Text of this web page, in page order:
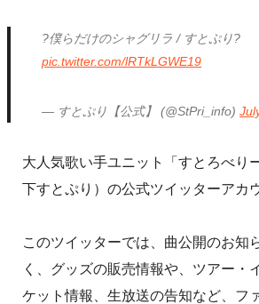
?僕らだけのシャグリラ / すとぷり?
pic.twitter.com/lRTkLGWE19
— すとぷり【公式】 (@StPri_info)
大人気歌い手ユニット「すとろべり
下すとぷり）の公式ツイッターアカ
このツイッターでは、曲公開のお知
く、グッズの販売情報や、ツアー・
ケット情報、生放送の告知など、フ